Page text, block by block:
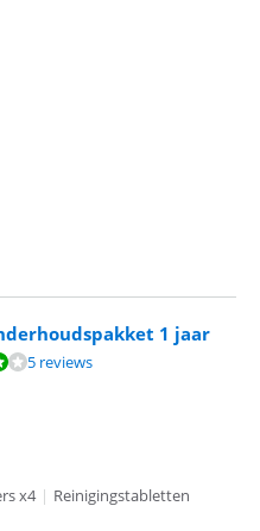
1 jaar
op 5 reviews.
5 reviews
x4 | Reinigingstabletten